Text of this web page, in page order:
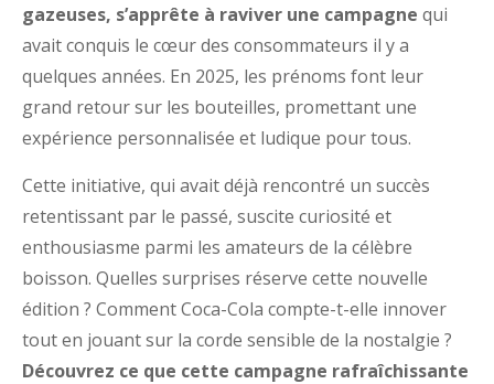
gazeuses, s’apprête à raviver une campagne qui
avait conquis le cœur des consommateurs il y a
quelques années. En 2025, les prénoms font leur
grand retour sur les bouteilles, promettant une
expérience personnalisée et ludique pour tous.
Cette initiative, qui avait déjà rencontré un succès
retentissant par le passé, suscite curiosité et
enthousiasme parmi les amateurs de la célèbre
boisson. Quelles surprises réserve cette nouvelle
édition ? Comment Coca-Cola compte-t-elle innover
tout en jouant sur la corde sensible de la nostalgie ?
Découvrez ce que cette campagne rafraîchissante